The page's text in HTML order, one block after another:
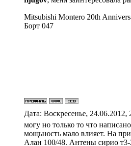
Mitsubishi Montero 20th
Борт 047
Дата: Воскресенье,
могу но только то что
мощьность мало влияет. На
Алан 100/48. Антены сирио т3-